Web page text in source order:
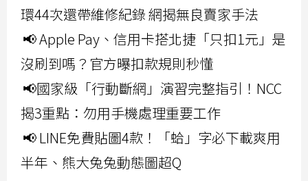
環44次還帶維修紀錄 網揭無良賣家手法
📢 Apple Pay、信用卡搭北捷「只扣1元」是
沒刷到嗎？官方曝扣款規則秒懂
📢國家級「行動斷網」演習完整指引！NCC
揭3重點：勿用手機處理重要工作
📢 LINE免費貼圖4款！「蛤」字必下載爽用
半年、熊大兔兔動態圖超Q